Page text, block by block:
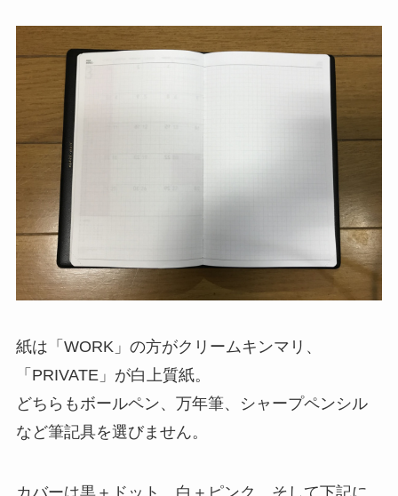
紙は「WORK」の方がクリームキンマリ、
「PRIVATE」が白上質紙。
どちらもボールペン、万年筆、シャープペンシル
など筆記具を選びません。
カバーは黒＋ドット、白＋ピンク、そして下記に